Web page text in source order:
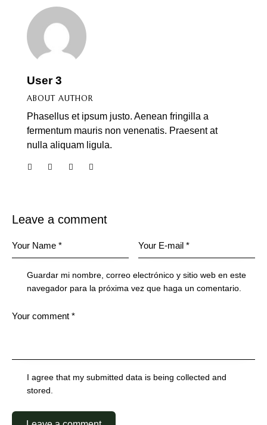
User 3
ABOUT AUTHOR
Phasellus et ipsum justo. Aenean fringilla a
fermentum mauris non venenatis. Praesent at
nulla aliquam ligula.
Leave a comment
Guardar mi nombre, correo electrónico y sitio web en este
navegador para la próxima vez que haga un comentario.
I agree that my submitted data is being collected and
stored.